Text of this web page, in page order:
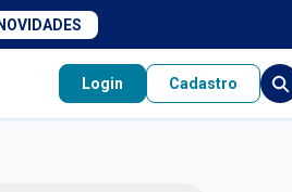
Login Cadastro